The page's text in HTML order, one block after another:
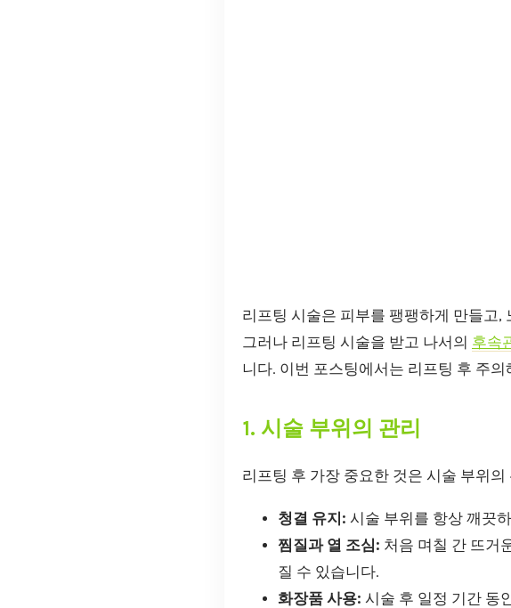
리프팅 시술은 피부를 팽팽하게 만들고,
그러나 리프팅 시술을 받고 나서의 후속
니다. 이번 포스팅에서는 리프팅 후 주
1. 시술 부위의 관리
리프팅 후 가장 중요한 것은 시술 부위
청결 유지: 시술 부위를 항상 깨끗
찜질과 열 조심: 처음 며칠 간 뜨거
질 수 있습니다.
화장품 사용: 시술 후 일정 기간 동